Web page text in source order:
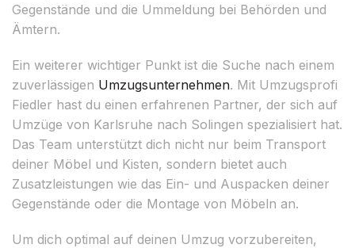
Gegenstände und die Ummeldung bei Behörden und
Ämtern.
Ein weiterer wichtiger Punkt ist die Suche nach einem
zuverlässigen Umzugsunternehmen. Mit Umzugsprofi
Fiedler hast du einen erfahrenen Partner, der sich auf
Umzüge von Karlsruhe nach Solingen spezialisiert hat.
Das Team unterstützt dich nicht nur beim Transport
deiner Möbel und Kisten, sondern bietet auch
Zusatzleistungen wie das Ein- und Auspacken deiner
Gegenstände oder die Montage von Möbeln an.
Um dich optimal auf deinen Umzug vorzubereiten,